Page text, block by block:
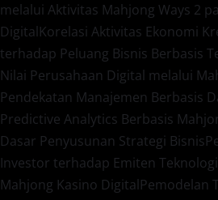
melalui Aktivitas Mahjong Ways 2
DigitalKorelasi Aktivitas Ekonomi
terhadap Peluang Bisnis Berbasis
Nilai Perusahaan Digital melalui
Pendekatan Manajemen Berbasis
Predictive Analytics Berbasis
Dasar Penyusunan Strategi Bisnis
Investor terhadap Emiten
Mahjong Kasino DigitalPemodelan